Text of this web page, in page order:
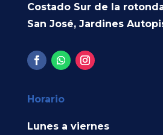
Costado Sur de la
San José, Jardines
Horario
Lunes a viernes